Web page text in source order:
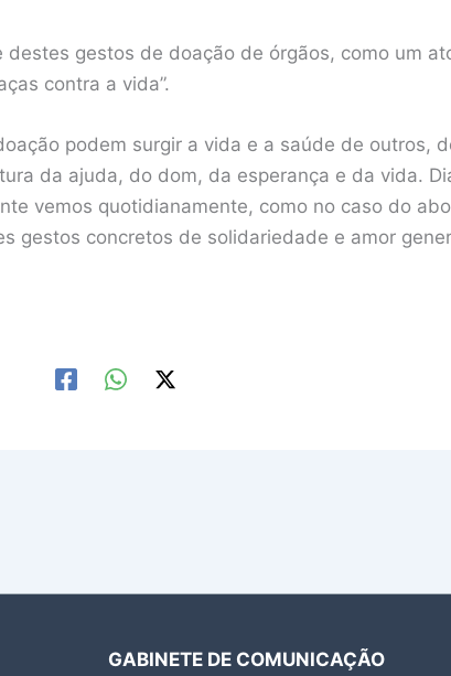
gestos de doação de órgãos, como um
contra a vida”.
podem surgir a vida e a saúde de outros,
da ajuda, do dom, da esperança e da vida.
vemos quotidianamente, como no caso do
gestos concretos de solidariedade e amor
GABINETE DE COMUNICAÇÃO